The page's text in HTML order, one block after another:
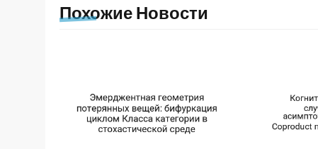
Похожие Новости